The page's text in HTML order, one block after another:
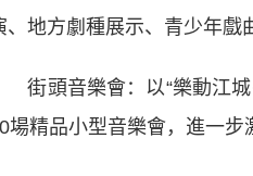
、地方劇種展示、青少年戲
街頭音樂會：以“樂動江城·
場精品小型音樂會，進一步